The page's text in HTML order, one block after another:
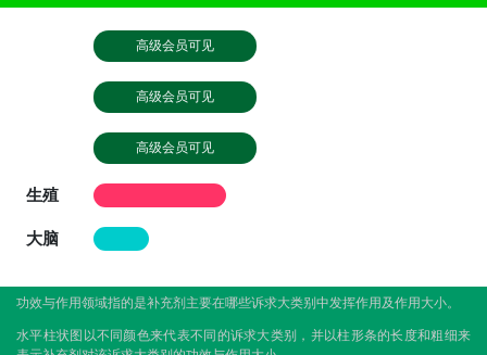
高级会员可见
高级会员可见
高级会员可见
生殖
大脑
功效与作用领域指的是补充剂主要在哪些诉求大类别中发挥作用及作用大小。
水平柱状图以不同颜色来代表不同的诉求大类别，并以柱形条的长度和粗细来